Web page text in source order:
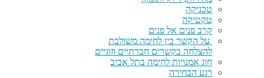
טכניקה
טקטיקה
קרב פנים אל פנים
על הקשר בין לחימה משולבת
להצלחה בקשרים חברתיים וזוגיים
חוג אמנויות לחימה בתל אביב
רגע הבחירה